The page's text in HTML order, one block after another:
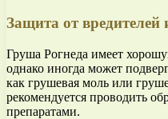
Защита от вредителей
Груша Рогнеда имеет
однако иногда может
как грушевая моль или
рекомендуется проводить
препаратами.